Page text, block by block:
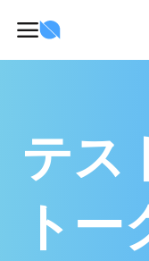
テス
トー